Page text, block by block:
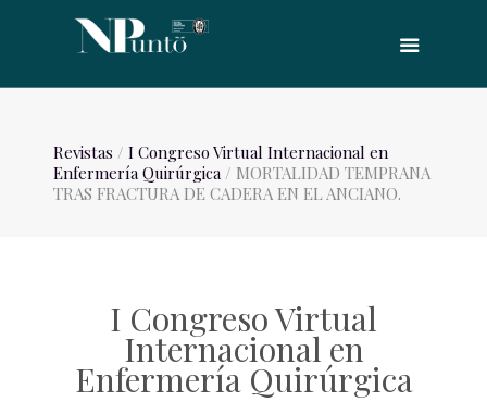
Revistas / I Congreso Virtual Internacional en
Enfermería Quirúrgica/ MORTALIDAD TEMPRANA
TRAS FRACTURA DE CADERA EN EL ANCIANO.
I Congreso Virtual
Internacional en
Enfermería Quirúrgica